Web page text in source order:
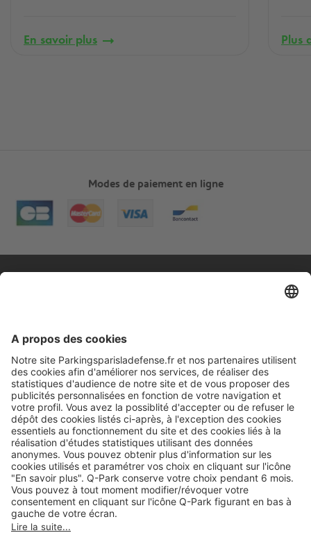
En savoir plus Plus
Modes de paiement en ligne
Informations pratiques
Nos services
Nous contacter